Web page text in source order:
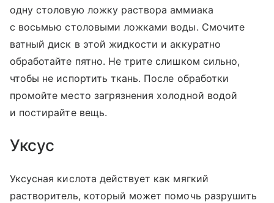
одну столовую ложку раствора аммиака
с восьмью столовыми ложками воды. Смочите
ватный диск в этой жидкости и аккуратно
обработайте пятно. Не трите слишком сильно,
чтобы не испортить ткань. После обработки
промойте место загрязнения холодной водой
и постирайте вещь.
Уксус
Уксусная кислота действует как мягкий
растворитель, который может помочь разрушить